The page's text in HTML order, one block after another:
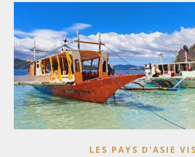
LES PAYS D'ASIE